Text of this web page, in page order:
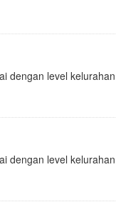
dengan level
dengan level